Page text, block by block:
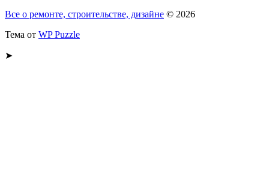
Все о ремонте, строительстве, дизайне © 2026
Тема от WP Puzzle
➤